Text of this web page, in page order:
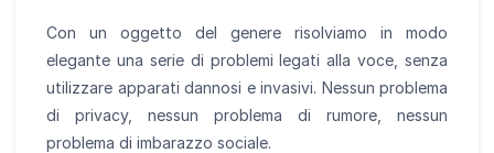
Con un oggetto del genere risolviamo in modo
elegante una serie di problemi legati alla voce, senza
utilizzare apparati dannosi e invasivi. Nessun problema
di privacy, nessun problema di rumore, nessun
problema di imbarazzo sociale.